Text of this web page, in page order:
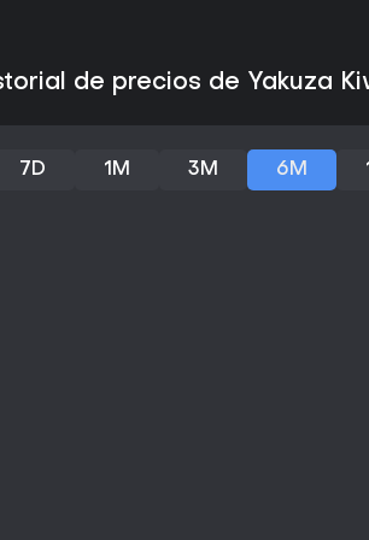
de precios de Yakuza
7D 1M 3M 6M